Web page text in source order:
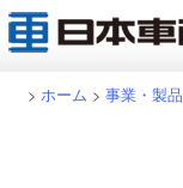
> ホーム > 事業・製品